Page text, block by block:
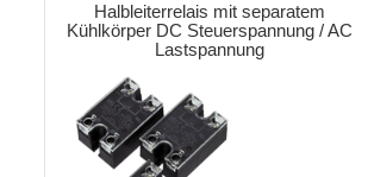
Halbleiterrelais mit separatem
Kühlkörper DC Steuerspannung / AC
Lastspannung